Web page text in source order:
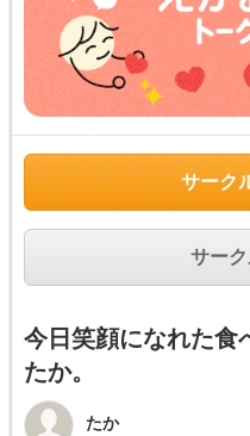
サーク
サー
今日笑顔になれた食
たか。
たか